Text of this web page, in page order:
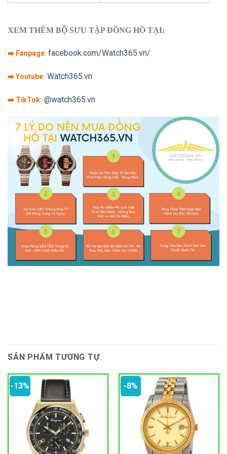
XEM THÊM BỘ SƯU TẬP ĐỒNG HỒ TẠI:
➡️ Fanpage: facebook.com/Watch365.vn/
➡️ Youtube: Watch365.vn
➡️ TikTok: @watch365.vn
SẢN PHẨM TƯƠNG TỰ
-13% -8%